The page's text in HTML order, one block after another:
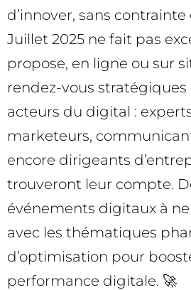
d’innover, sans
Juillet 2025 ne fait pas
propose, en ligne ou sur
rendez-vous stratégiques
acteurs du digital :
marketeurs,
encore dirigeants
trouveront leur compte.
événements digitaux à
avec les thématiques
d’optimisation pour
performance digitale. 🚀